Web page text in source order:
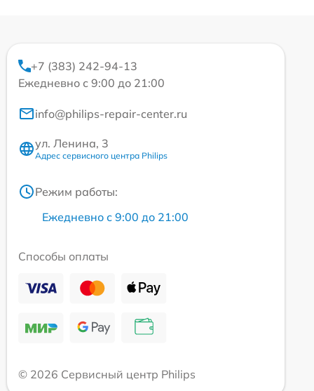
+7 (383) 242-94-13
Ежедневно с 9:00 до 21:00
info@philips-repair-center.ru
ул. Ленина, 3
Адрес сервисного центра Philips
Режим работы:
Ежедневно с 9:00 до 21:00
Способы оплаты
© 2026 Сервисный центр Philips